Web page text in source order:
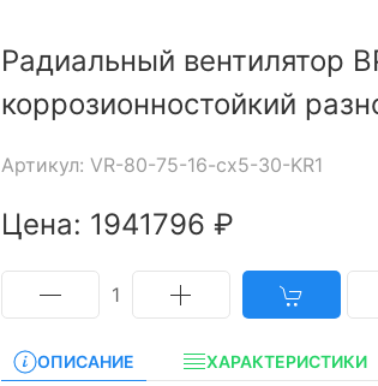
Радиальный вентилятор
коррозионностойкий
Артикул: VR-80-75-16-cx5-30-KR1
Цена: 1941796 ₽
1
ОПИСАНИЕ ХАРАКТЕРИСТИКИ